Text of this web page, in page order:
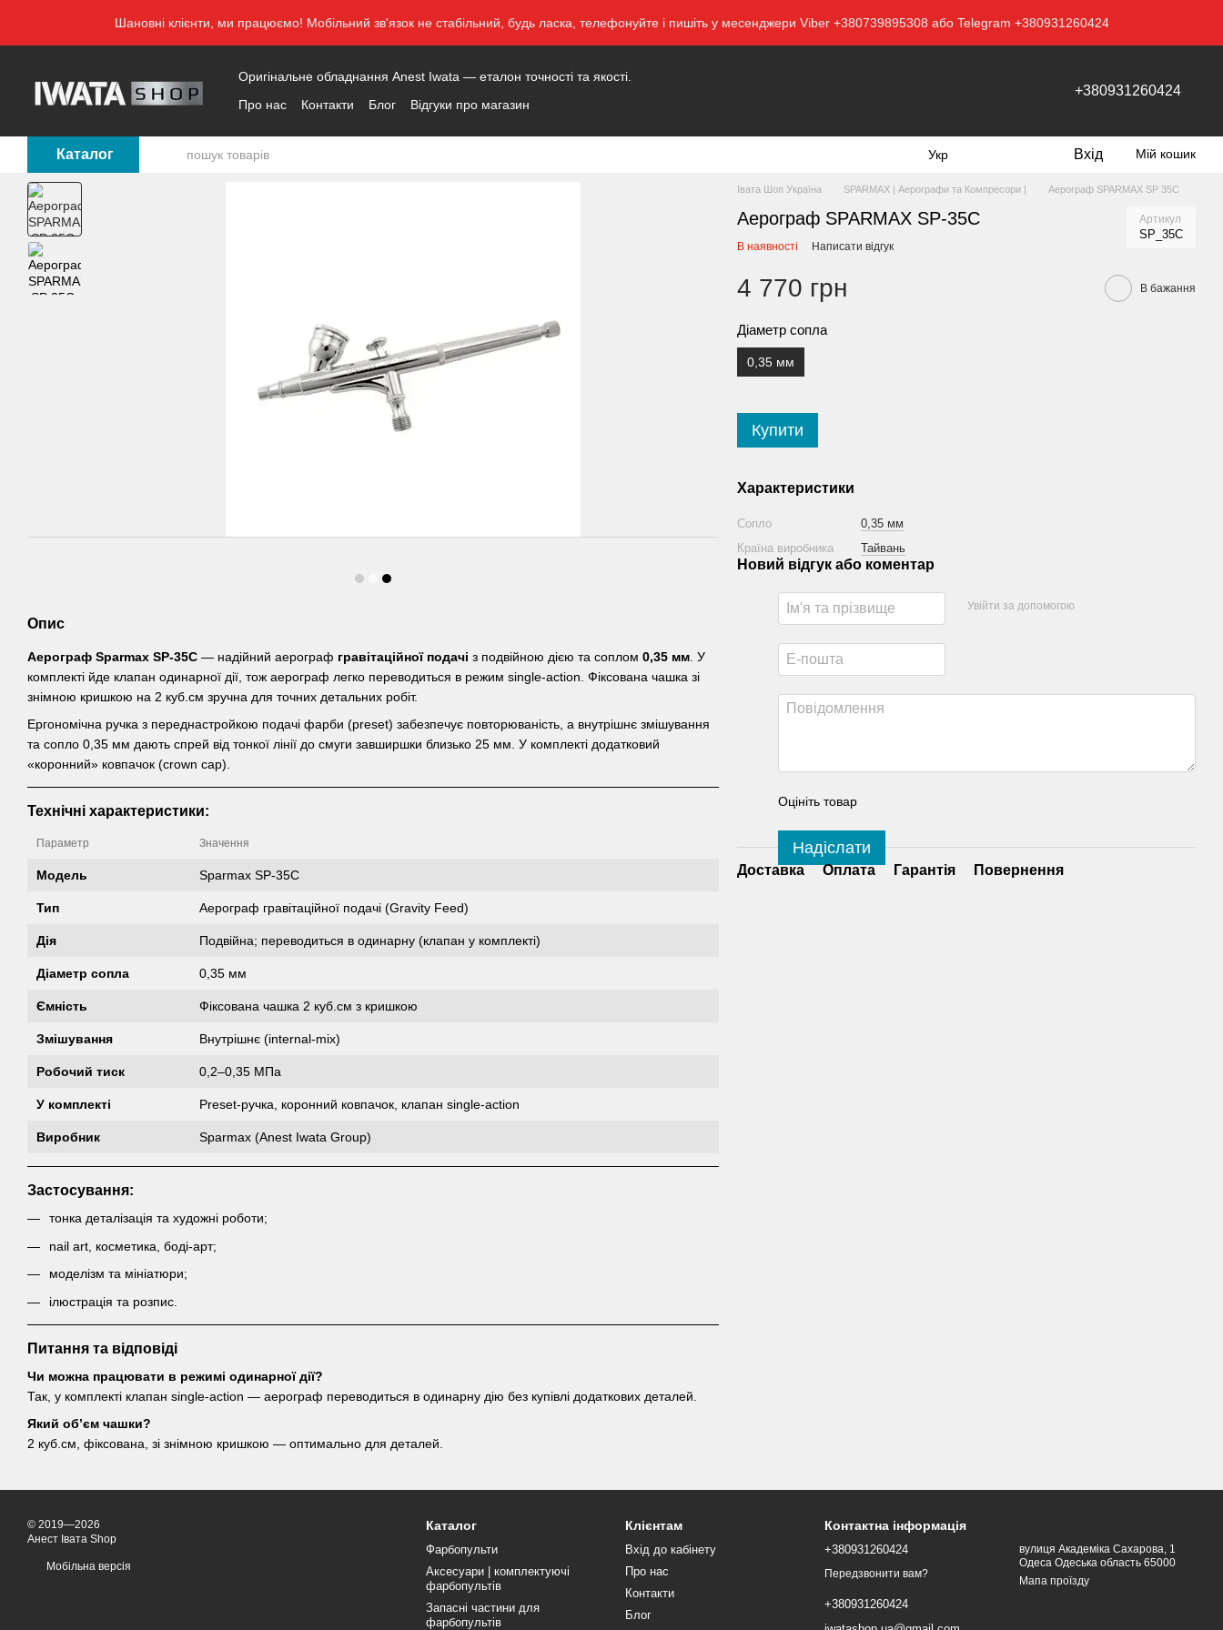
Шановні клієнти, ми працюємо! Мобільний зв'язок не стабільний, будь ласка, телефонуйте і пишіть у месенджери Viber +380739895308 або Telegram +380931260424
Оригінальне обладнання Anest Iwata — еталон точності та якості.
Про нас
Контакти Блог Відгуки про магазин
+380931260424
Каталог Укр Вхід Мій кошик
Опис
Аерограф Sparmax SP-35C — надійний аерограф гравітаційної подачі з подвійною дією та соплом 0,35 мм . У
комплекті йде клапан одинарної дії, тож аерограф легко переводиться в режим single-action. Фіксована чашка зі
знімною кришкою на 2 куб.см зручна для точних детальних робіт.
Ергономічна ручка з переднастройкою подачі фарби (preset) забезпечує повторюваність, а внутрішнє змішування
та сопло 0,35 мм дають спрей від тонкої лінії до смуги завширшки близько 25 мм. У комплекті додатковий
«коронний» ковпачок (crown cap).
Технічні характеристики:
Параметр Значення
Модель Sparmax SP-35C
Тип Аерограф гравітаційної подачі (Gravity Feed)
Дія Подвійна; переводиться в одинарну (клапан у комплекті)
Діаметр сопла 0,35 мм
Ємність Фіксована чашка 2 куб.см з кришкою
Змішування Внутрішнє (internal-mix)
Робочий тиск 0,2–0,35 МПа
У комплекті Preset-ручка, коронний ковпачок, клапан single-action
Виробник Sparmax (Anest Iwata Group)
Застосування:
тонка деталізація та художні роботи;
nail art, косметика, боді-арт;
моделізм та мініатюри;
ілюстрація та розпис.
Питання та відповіді
Чи можна працювати в режимі одинарної дії?
Так, у комплекті клапан single-action — аерограф переводиться в одинарну дію без купівлі додаткових деталей.
Який об’єм чашки?
2 куб.см, фіксована, зі знімною кришкою — оптимально для деталей.
Івата Шоп Україна SPARMAX | Аерографи та Компресори | Аерограф SPARMAX SP 35C
Аерограф SPARMAX SP-35C Артикул
SP_35C
В наявності Написати відгук
4 770 грн В бажання
Діаметр сопла
0,35 мм
Купити
Характеристики
Сопло
0,35 мм
Країна виробника
Тайвань
Новий відгук або коментар
Увійти за допомогою
Оцініть товар
Надіслати
Доставка Оплата Гарантія Повернення
© 2019—2026
Анест Івата Shop
Мобільна версія
Каталог
Фарбопульти
Аксесуари | комплектуючі
фарбопультів
Запасні частини для
фарбопультів
Клієнтам
Вхід до кабінету
Про нас
Контакти
Блог
Контактна інформація
+380931260424
Передзвонити вам?
+380931260424
вулиця Академіка Сахарова, 1
Одеса Одеська область 65000
Мапа проїзду